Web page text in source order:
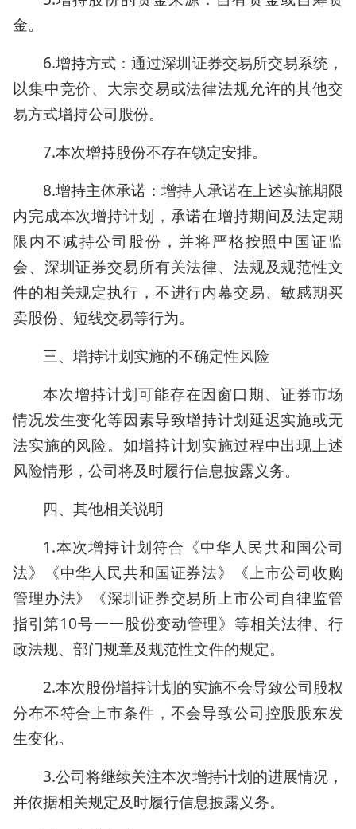
金。
6.增持方式：通过深圳证券交易所交易系统，
以集中竞价、大宗交易或法律法规允许的其他交
易方式增持公司股份。
7.本次增持股份不存在锁定安排。
8.增持主体承诺：增持人承诺在上述实施期限
内完成本次增持计划，承诺在增持期间及法定期
限内不减持公司股份，并将严格按照中国证监
会、深圳证券交易所有关法律、法规及规范性文
件的相关规定执行，不进行内幕交易、敏感期买
卖股份、短线交易等行为。
三、增持计划实施的不确定性风险
本次增持计划可能存在因窗口期、证券市场
情况发生变化等因素导致增持计划延迟实施或无
法实施的风险。如增持计划实施过程中出现上述
风险情形，公司将及时履行信息披露义务。
四、其他相关说明
1.本次增持计划符合《中华人民共和国公司
法》《中华人民共和国证券法》《上市公司收购
管理办法》《深圳证券交易所上市公司自律监管
指引第10号一一股份变动管理》等相关法律、行
政法规、部门规章及规范性文件的规定。
2.本次股份增持计划的实施不会导致公司股权
分布不符合上市条件，不会导致公司控股股东发
生变化。
3.公司将继续关注本次增持计划的进展情况，
并依据相关规定及时履行信息披露义务。